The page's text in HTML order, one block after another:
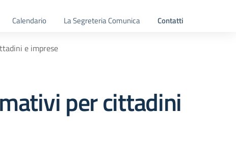
Calendario La Segreteria Comunica Contatti
e imprese
per cittadini